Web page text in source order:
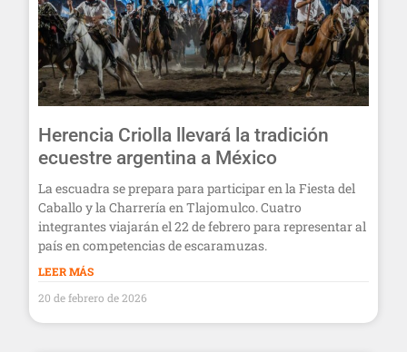
Herencia Criolla llevará la tradición
ecuestre argentina a México
La escuadra se prepara para participar en la Fiesta del
Caballo y la Charrería en Tlajomulco. Cuatro
integrantes viajarán el 22 de febrero para representar al
país en competencias de escaramuzas.
LEER MÁS
20 de febrero de 2026